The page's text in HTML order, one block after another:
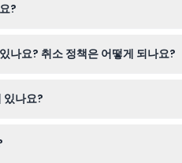
?
나요? 취소 정책은 어떻게 되나요?
있나요?